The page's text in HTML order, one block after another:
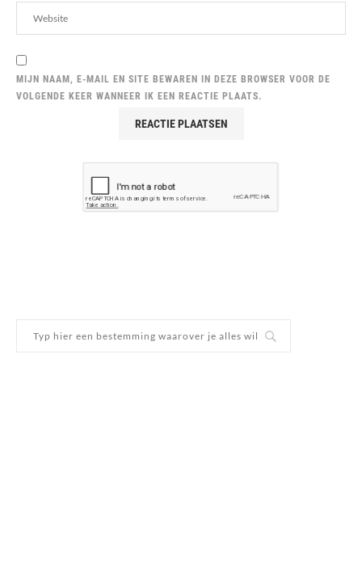
MIJN NAAM, E-MAIL EN SITE BEWAREN IN DEZE BROWSER VOOR DE
VOLGENDE KEER WANNEER IK EEN REACTIE PLAATS.